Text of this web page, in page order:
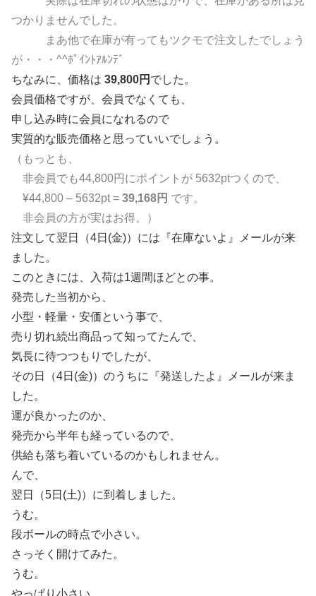
つかりませんでした。
まあ他で在庫が有ってもツクモで注文したでしょう
が・・・^^ﾎﾟｲﾝﾄｱﾙﾝﾃﾞ
ちなみに、価格は 39,800円 でした。
会員価格ですが、会員でなくても、
申し込み時に会員になれるので
実質的な販売価格と思っていいでしょう。
（もっとも、
非会員でも44,800円にポイントが 5632ptつくので、
¥44,800 – 5632pt = 39,168円 です。
非会員の方が実はお得。）
注文して翌日（4日(金)）には『在庫ないよ』メールが来
ました。
このときには、入荷は1週間ほどとの事。
発売した当初から、
小型・軽量・安価という事で、
売り切れ続出商品って知ってたんで、
気長に待つつもりでしたが、
その日（4日(金)）のうちに『発送したよ』メールが来ま
した。
運が良かったのか、
発売から半年も経っているので、
供給も落ち着いているのかもしれません。
んで、
翌日（5日(土)）に到着しました。
うむ。
段ボールの時点で小さい。
さっそく開けてみた。
うむ。
やっぱり小さい。